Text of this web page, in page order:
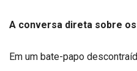
A conversa direta sobre
Em um bate-papo